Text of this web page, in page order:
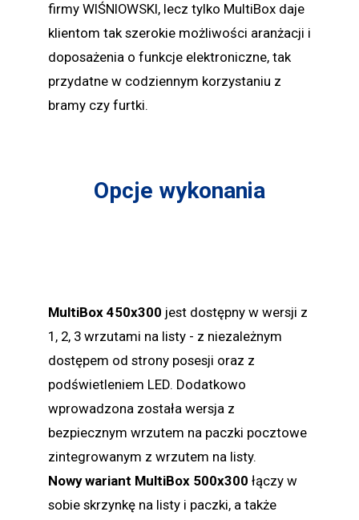
firmy WIŚNIOWSKI, lecz tylko MultiBox daje
klientom tak szerokie możliwości aranżacji i
doposażenia o funkcje elektroniczne, tak
przydatne w codziennym korzystaniu z
bramy czy furtki.
Opcje wykonania
MultiBox 450x300 jest dostępny w wersji z
1, 2, 3 wrzutami na listy - z niezależnym
dostępem od strony posesji oraz z
podświetleniem LED. Dodatkowo
wprowadzona została wersja z
bezpiecznym wrzutem na paczki pocztowe
zintegrowanym z wrzutem na listy.
Nowy wariant MultiBox 500x300 łączy w
sobie skrzynkę na listy i paczki, a także